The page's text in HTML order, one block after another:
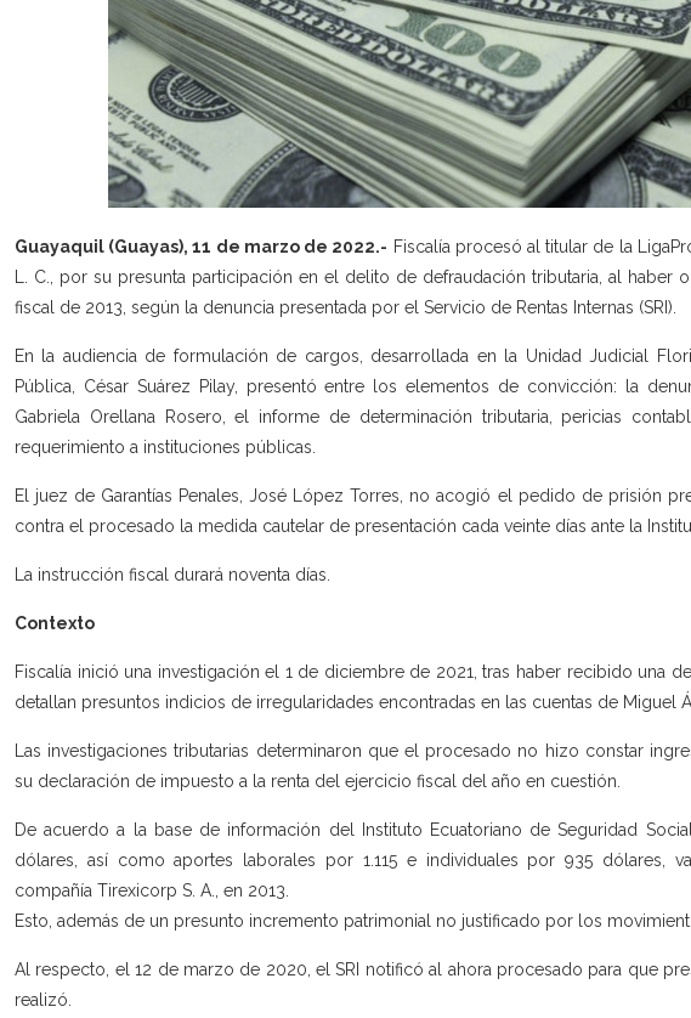
Guayaquil (Guayas), 11 de marzo de 2022.- Fiscalía procesó al titular de la
L. C., por su presunta participación en el delito de defraudación tributaria, al haber
fiscal de 2013, según la denuncia presentada por el Servicio de Rentas Internas (SRI).
En la audiencia de formulación de cargos, desarrollada en la Unidad Judicial
Pública, César Suárez Pilay, presentó entre los elementos de convicción: la
Gabriela Orellana Rosero, el informe de determinación tributaria, pericias
requerimiento a instituciones públicas.
El juez de Garantías Penales, José López Torres, no acogió el pedido de prisión
contra el procesado la medida cautelar de presentación cada veinte días ante la
La instrucción fiscal durará noventa días.
Contexto
Fiscalía inició una investigación el 1 de diciembre de 2021, tras haber recibido una
detallan presuntos indicios de irregularidades encontradas en las cuentas de Miguel
Las investigaciones tributarias determinaron que el procesado no hizo constar
su declaración de impuesto a la renta del ejercicio fiscal del año en cuestión.
De acuerdo a la base de información del Instituto Ecuatoriano de Seguridad
dólares, así como aportes laborales por 1.115 e individuales por 935 dólares,
compañía Tirexicorp S. A., en 2013.
Esto, además de un presunto incremento patrimonial no justificado por los
Al respecto, el 12 de marzo de 2020, el SRI notificó al ahora procesado para que
realizó.